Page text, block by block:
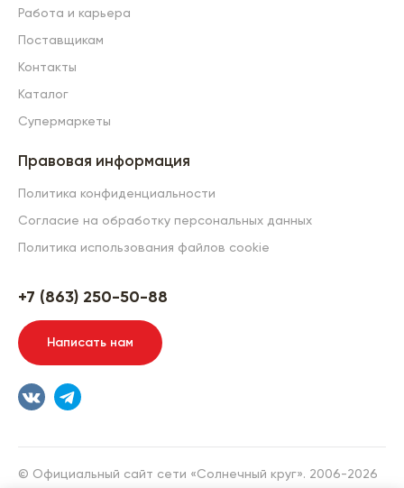
Работа и карьера
Поставщикам
Контакты
Каталог
Супермаркеты
Правовая информация
Политика конфиденциальности
Согласие на обработку персональных данных
Политика использования файлов cookie
+7 (863) 250-50-88
Написать нам
© Официальный сайт сети «Солнечный круг». 2006-2026